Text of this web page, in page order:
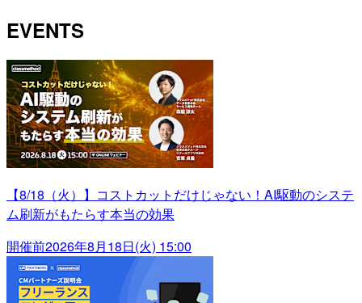
EVENTS
【8/18（火）】コストカットだけじゃない！AI駆動のシステ
ム刷新がもたらす本当の効果
開催前2026年8月18日(火) 15:00